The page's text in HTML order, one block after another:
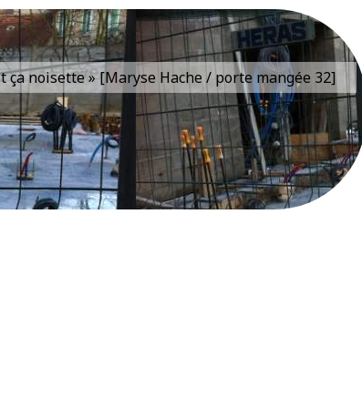
noisette » [Maryse Hache / porte mangée 32]